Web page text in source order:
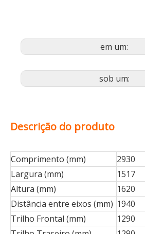
em um:
sob um:
Descrição do produto
Comprimento (mm)
2930
Largura (mm)
1517
Altura (mm)
1620
Distância entre eixos (mm) 1940
Trilho Frontal (mm)
1290